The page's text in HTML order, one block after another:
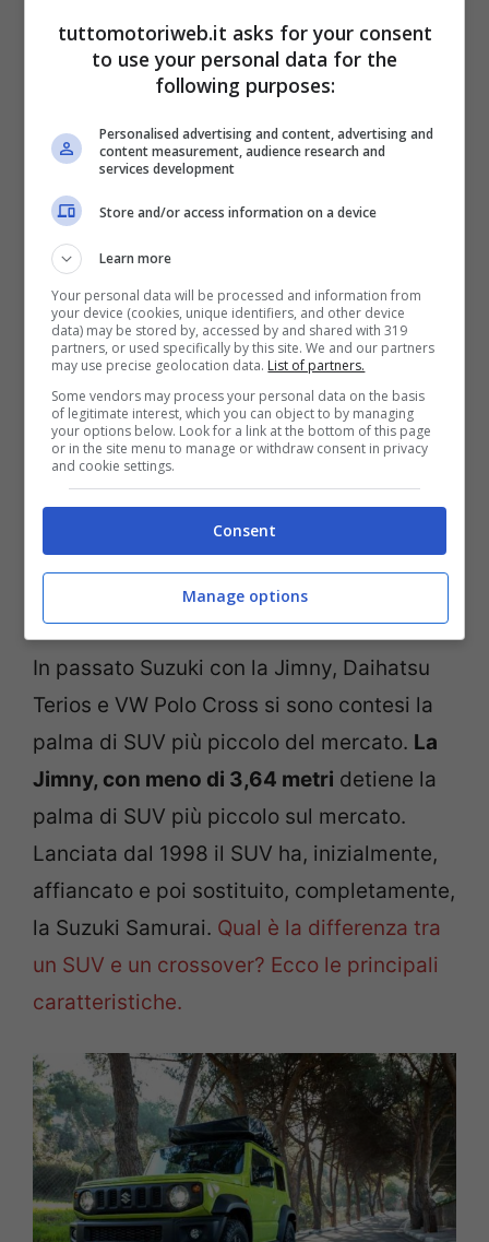
I SUV possono affrontare, comodamente,
qualsiasi superfice pur senza marce
ridotte.L’elettronica ha svolto un ruolo di
primissimo pianonella crescita
prestazionale e tecnica, garantendo ampie
scelte di approcci. Se sognate un’auto a
ruote alte old school e dalle modeste
dimensioni vi è un modello giapponese che
fa al caso vostro.
Il SUV più piccolo al
In passato Suzuki con la Jimny, Daihatsu
Terios e VW Polo Cross si sono contesi la
palma di SUV più piccolo del mercato. La
Jimny, con meno di 3,64 metri detiene la
palma di SUV più piccolo sul mercato.
Lanciata dal 1998 il SUV ha, inizialmente,
affiancato e poi sostituito, completamente,
la Suzuki Samurai. Qual è la differenza tra
un SUV e un crossover? Ecco le principali
caratteristiche.
tuttomotoriweb.it asks for your consent
to use your personal data for the
following purposes:
Personalised advertising and content, advertising and
content measurement, audience research and
services development
Store and/or access information on a device
Learn more
Your personal data will be processed and information from
your device (cookies, unique identifiers, and other device
data) may be stored by, accessed by and shared with 319
partners, or used specifically by this site. We and our partners
may use precise geolocation data. List of partners.
Some vendors may process your personal data on the basis
of legitimate interest, which you can object to by managing
your options below. Look for a link at the bottom of this page
or in the site menu to manage or withdraw consent in privacy
and cookie settings.
Consent
Manage options